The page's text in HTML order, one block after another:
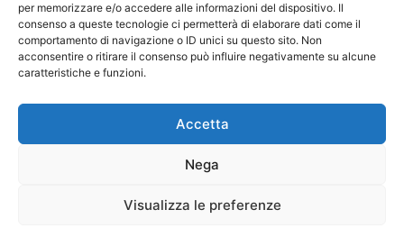
per memorizzare e/o accedere alle informazioni del dispositivo. Il
consenso a queste tecnologie ci permetterà di elaborare dati come il
comportamento di navigazione o ID unici su questo sito. Non
acconsentire o ritirare il consenso può influire negativamente su alcune
caratteristiche e funzioni.
Accetta
Nega
Visualizza le preferenze
Federazione Nazionale Degli Ordini dei Biologi:
codice fiscale 80069130583
Responsabile sito internet www.fnob.it:
Privacy Policy Cookie Policy